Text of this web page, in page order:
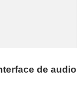
de audio